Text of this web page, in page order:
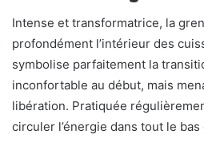
Intense et transformatrice, la
profondément l’intérieur des
symbolise parfaitement la
inconfortable au début, mais
libération. Pratiquée
circuler l’énergie dans tout le bas